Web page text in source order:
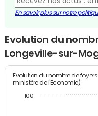
En savoir plus sur notre
Evolution du
Longeville-sur-
Evolution du nombre de
ministère de l'Economie)
100